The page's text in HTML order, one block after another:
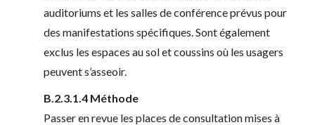
auditoriums et les salles de conférence prévus pour
des manifestations spécifiques. Sont également
exclus les espaces au sol et coussins où les usagers
peuvent s’asseoir.
B.2.3.1.4 Méthode
Passer en revue les places de consultation mises à